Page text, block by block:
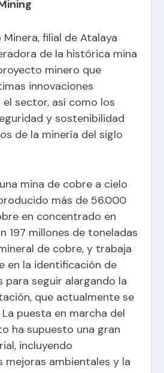
filial de Atalaya
de la histórica mina
minero que
innovaciones
sector, así como los
y sostenibilidad
de la minería del siglo
mina de cobre a cielo
más de 56.000
en concentrado en
197 millones de toneladas
de cobre, y trabaja
en la identificación de
para seguir alargando la
que actualmente se
La puesta en marcha del
ha supuesto una gran
incluyendo
ambientales y la